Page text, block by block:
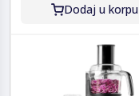
Dodaj u korpu